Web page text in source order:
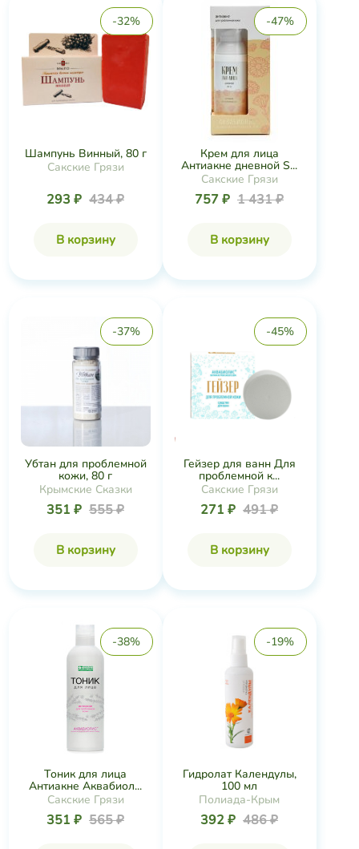
-32%
Шампунь Винный, 80 г
Сакские Грязи
293 ₽ 434 ₽
В корзину
-47%
Крем для лица
Антиакне дневной S...
Сакские Грязи
757 ₽ 1 431 ₽
В корзину
-37%
Убтан для проблемной
кожи, 80 г
Крымские Сказки
351 ₽ 555 ₽
В корзину
-45%
Гейзер для ванн Для
проблемной к...
Сакские Грязи
271 ₽ 491 ₽
В корзину
-38%
Тоник для лица
Антиакне Аквабиол...
Сакские Грязи
351 ₽ 565 ₽
-19%
Гидролат Календулы,
100 мл
Полиада-Крым
392 ₽ 486 ₽